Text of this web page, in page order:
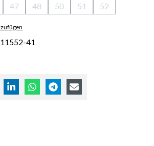
nicht verfügbar.)
ist zurzeit nicht verfügbar.)
Option ist zurzeit nicht verfügbar.)
47
(Diese Option ist zurzeit nicht verfügbar.)
48
(Diese Option ist zurzeit nicht
50
(Diese Option ist zurzeit
51
(Diese Option ist
52
(Diese Option
11552-41